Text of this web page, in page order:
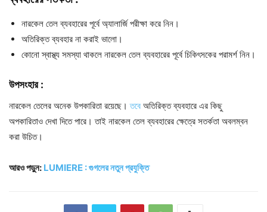
নারকেল তেল ব্যবহারের পূর্বে অ্যালার্জি পরীক্ষা করে নিন।
অতিরিক্ত ব্যবহার না করাই ভালো।
কোনো স্বাস্থ্য সমস্যা থাকলে নারকেল তেল ব্যবহারের পূর্বে চিকিৎসকের পরামর্শ নিন।
উপসংহার :
নারকেল তেলের অনেক উপকারিতা রয়েছে।তবে অতিরিক্ত ব্যবহারে এর কিছু
অপকারিতাও দেখা দিতে পারে। তাই নারকেল তেল ব্যবহারের ক্ষেত্রে সতর্কতা অবলম্বন
করা উচিত।
আরও পড়ুন: LUMIERE : গুগলের নতুন প্রযুক্তি